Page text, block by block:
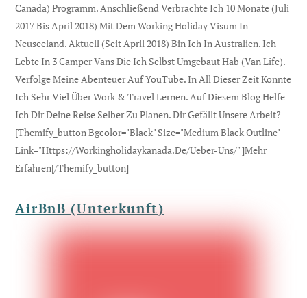
Canada) Programm. Anschließend Verbrachte Ich 10 Monate (Juli
2017 Bis April 2018) Mit Dem Working Holiday Visum In
Neuseeland. Aktuell (seit April 2018) Bin Ich In Australien. Ich
Lebte In 3 Camper Vans Die Ich Selbst Umgebaut Hab (Van Life).
Verfolge Meine Abenteuer Auf YouTube. In All Dieser Zeit Konnte
Ich Sehr Viel Über Work & Travel Lernen. Auf Diesem Blog Helfe
Ich Dir Deine Reise Selber Zu Planen. Dir Gefällt Unsere Arbeit?
[themify_button Bgcolor="black" Size="medium Black Outline"
Link="https://workingholidaykanada.de/ueber-Uns/" ]Mehr
Erfahren[/themify_button]
AirBnB (Unterkunft)